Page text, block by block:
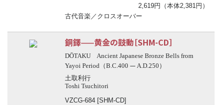
2,619円（本体2,381円）
古代音楽／クロスオーバー
銅鐸——黄金の鼓動［SHM-CD］
DŌTAKU Ancient Japanese Bronze Bells from
Yayoi Period（B.C.400 — A.D.250）
土取利行
Toshi Tsuchitori
VZCG-684 [SHM-CD]